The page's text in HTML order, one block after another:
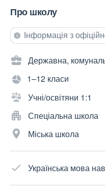
Про школу
Інформація з
Державна,
1–12 класи
Учні/освітяни 1:1
Спеціальна школа
Міська школа
Українська мова